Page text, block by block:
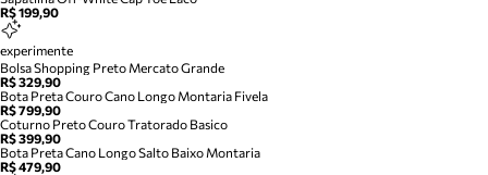
R$ 199,90
experimente
Bolsa Shopping Preto Mercato Grande
R$ 329,90
Bota Preta Couro Cano Longo Montaria Fivela
R$ 799,90
Coturno Preto Couro Tratorado Basico
R$ 399,90
Bota Preta Cano Longo Salto Baixo Montaria
R$ 479,90